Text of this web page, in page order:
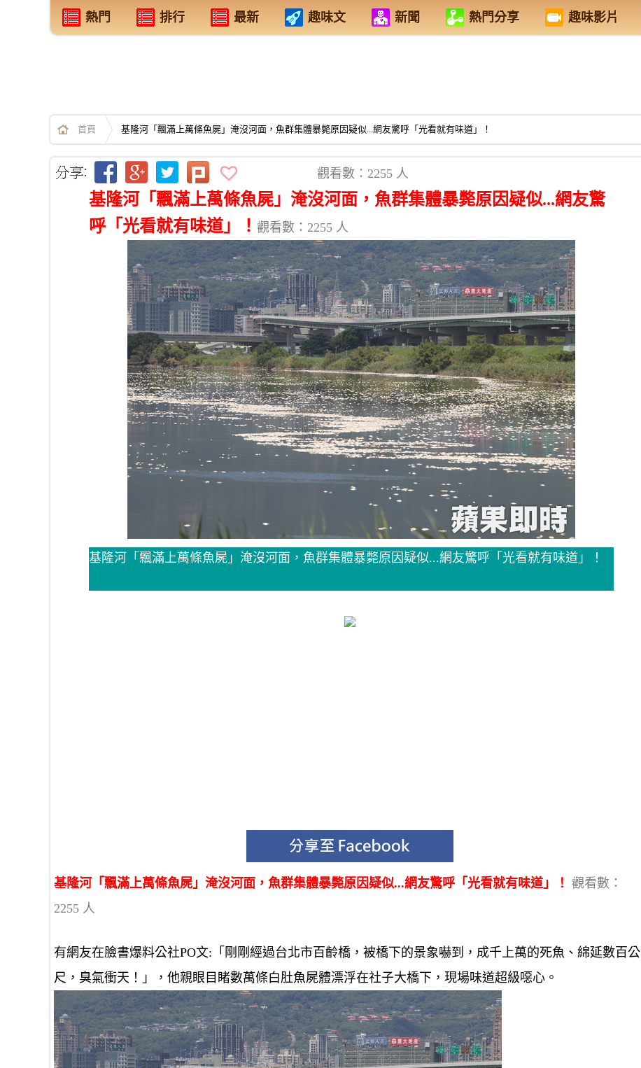
熱門 排行 最新 趣味文 新聞 熱門分享 趣味影片
首頁 基隆河「飄滿上萬條魚屍」淹沒河面，魚群集體暴斃原因疑似...網友驚呼「光看就有味道」！
觀看數：2255 人
基隆河「飄滿上萬條魚屍」淹沒河面，魚群集體暴斃原因疑似...網友驚
呼「光看就有味道」！ 觀看數：2255 人
基隆河「飄滿上萬條魚屍」淹沒河面，魚群集體暴斃原因疑似...網友驚呼「光看就有味道」！
基隆河「飄滿上萬條魚屍」淹沒河面，魚群集體暴斃原因疑似...網友驚呼「光看就有味道」！ 觀看數：
2255 人
有網友在臉書爆料公社PO文:「剛剛經過台北市百齡橋，被橋下的景象嚇到，成千上萬的死魚、綿延數百公
尺，臭氣衝天！」，他親眼目睹數萬條白肚魚屍體漂浮在社子大橋下，現場味道超級噁心。